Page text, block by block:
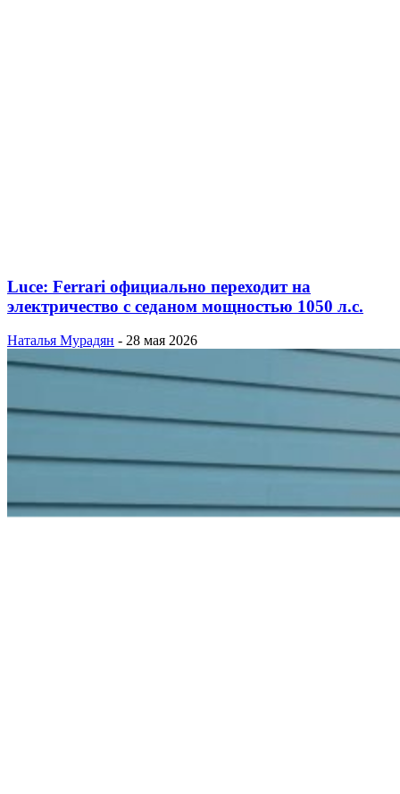
Luce: Ferrari официально переходит на
электричество с седаном мощностью 1050 л.с.
Наталья Мурадян - 28 мая 2026